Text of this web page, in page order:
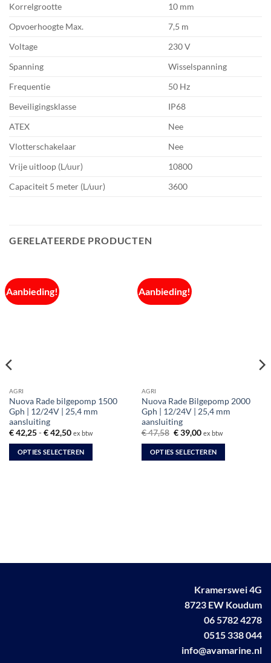
Korrelgrootte
10 mm
Opvoerhoogte Max.
7,5 m
Voltage
230 V
Spanning
Wisselspanning
Frequentie
50 Hz
Beveiligingsklasse
IP68
ATEX
Nee
Vlotterschakelaar
Nee
Vrije uitloop (L/uur)
10800
Capaciteit 5 meter (L/uur)
3600
GERELATEERDE PRODUCTEN
Aanbieding!
AGRI
Nuova Rade bilgepomp 1500
Gph | 12/24V | 25,4 mm
aansluiting
€42,25 - €42,50Prijsklasse:
tot
€ 42,50
ex btw
OPTIES SELECTEREN
Aanbieding!
AGRI
Nuova Rade Bilgepomp 2000
Gph | 12/24V | 25,4 mm
aansluiting
€47,58 Oorspronkelijke
was:
€ 47,58.
€39,00Huidige
is:
€ 39,00.
ex btw
OPTIES SELECTEREN
Kramerswei 4G
8723 EW Koudum
06 5782 4278
0515 338 044
info@avamarine.nl